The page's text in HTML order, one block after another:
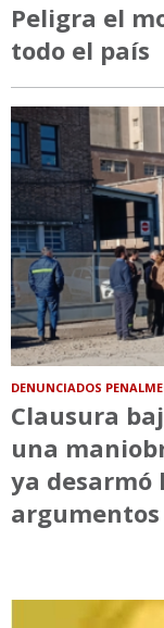
Peligra el
todo el país
DENUNCIADOS
Clausura
una
ya desarmó